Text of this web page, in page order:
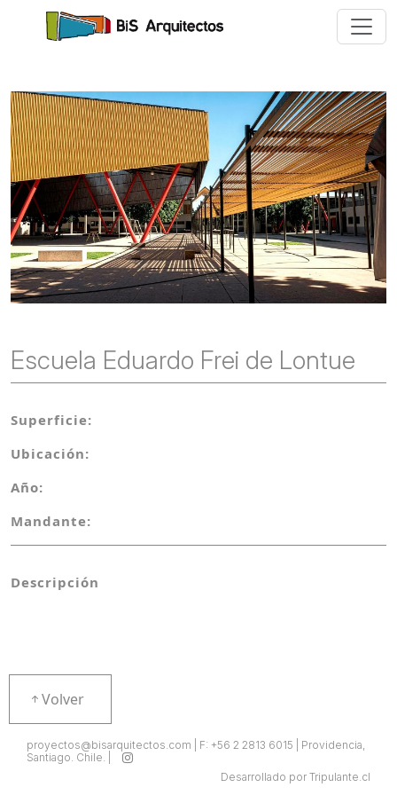
Escuela Eduardo Frei de Lontue
Superficie:
Ubicación:
Año:
Mandante:
Descripción
Volver
proyectos@bisarquitectos.com | F: +56 2 2813 6015 | Providencia,
Santiago. Chile. |
Desarrollado por Tripulante.cl